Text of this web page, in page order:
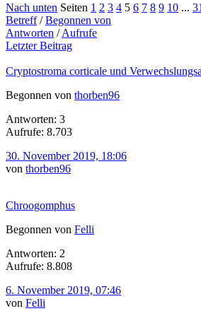
Nach unten Seiten 1 2 3 4 5 6 7 8 9 10 ... 31
Betreff/Begonnen von
Antworten /Aufrufe
Letzter Beitrag
Cryptostroma corticale und
Begonnen von thorben96
Antworten: 3
Aufrufe: 8.703
30. November 2019, 18:06
von thorben96
Chroogomphus
Begonnen von Felli
Antworten: 2
Aufrufe: 8.808
6. November 2019, 07:46
von Felli